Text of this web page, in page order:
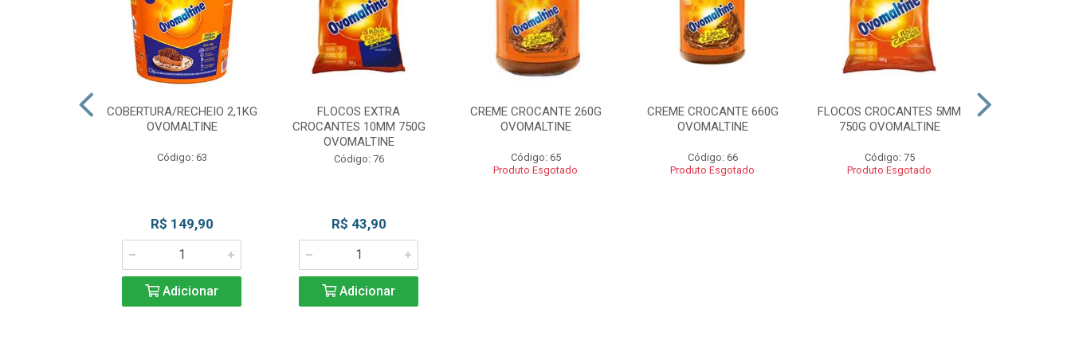
COBERTURA/RECHEIO 2,1KG
OVOMALTINE
Código: 63
R$ 149,90
Adicionar
FLOCOS EXTRA
CROCANTES 10MM 750G
OVOMALTINE
Código: 76
R$ 43,90
Adicionar
CREME CROCANTE 260G
OVOMALTINE
Código: 65
Produto Esgotado
CREME CROCANTE 660G
OVOMALTINE
Código: 66
Produto Esgotado
FLOCOS CROCANTES 5MM
750G OVOMALTINE
Código: 75
Produto Esgotado